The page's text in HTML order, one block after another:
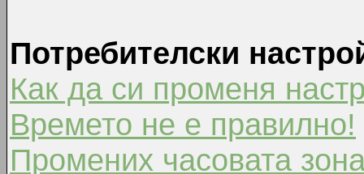
Потребителски
Как да си променя
Времето не е правилно!
Промених часовата